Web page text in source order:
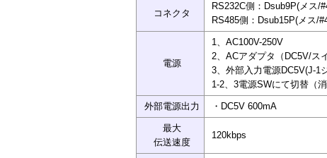
コネクタ
RS232C側：Dsub9P(メス/
RS485側：Dsub15P(メス/
電源
1、AC100V-250V
2、ACアダプタ（DC5V/ス
3、外部入力電源DC5V(J-1
1-2、3電源SWにて切替（
外部電源出力 ・DC5V 600mA
最大
伝送速度
120kbps